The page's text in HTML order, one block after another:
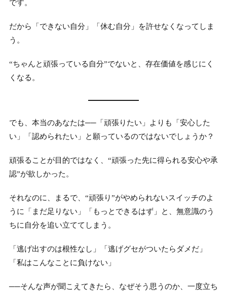
です。
だから「できない自分」「休む自分」を許せなくなってしま
う。
“ちゃんと頑張っている自分”でないと、存在価値を感じにく
くなる。
でも、本当のあなたは──「頑張りたい」よりも「安心した
い」「認められたい」と願っているのではないでしょうか？
頑張ることが目的ではなく、“頑張った先に得られる安心や承
認”が欲しかった。
それなのに、まるで、“頑張り”がやめられないスイッチのよ
うに「まだ足りない」「もっとできるはず」と、無意識のう
ちに自分を追い立ててしまう。
「逃げ出すのは根性なし」「逃げグセがついたらダメだ」
「私はこんなことに負けない」
──そんな声が聞こえてきたら、なぜそう思うのか、一度立ち